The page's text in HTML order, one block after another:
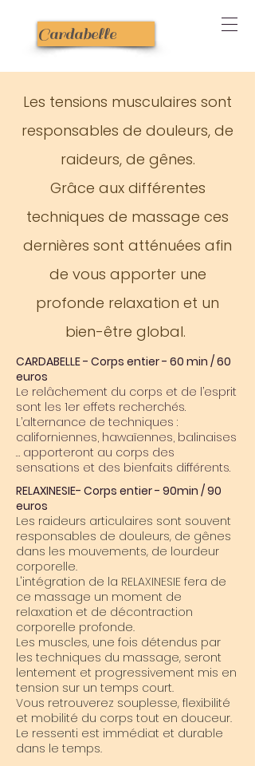
Cardabelle
Les tensions musculaires sont
responsables de douleurs, de
raideurs, de gênes.
Grâce aux différentes
techniques de massage ces
dernières sont atténuées afin
de vous apporter une
profonde relaxation et un
bien-être global.
CARDABELLE - Corps entier - 60 min / 60
euros
Le relâchement du corps et de l’esprit
sont les 1er effets recherchés.​​
L’alternance de techniques :
californiennes, hawaïennes, balinaises
… apporteront au corps des
sensations et des bienfaits différents.
RELAXINESIE- Corps entier - 90min / 90
euros
Les raideurs articulaires sont souvent
responsables de douleurs, de gênes
dans les mouvements, de lourdeur
corporelle.
L'intégration de la RELAXINESIE fera de
ce massage un moment de
relaxation et de décontraction
corporelle profonde.
Les muscles, une fois détendus par
les techniques du massage, seront
lentement et progressivement mis en
tension sur un temps court.
Vous retrouverez souplesse, flexibilité
et mobilité du corps tout en douceur​.
Le ressenti est immédiat et durable
dans le temps.